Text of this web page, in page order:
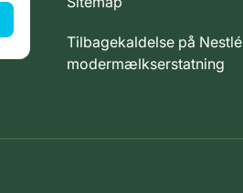
Tilbagekaldelse på Nestlé
modermælkserstatning